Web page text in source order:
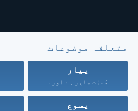
متعلقہ موضوعات
پیار
مُحبّت صابِر ہے اور...
یسوع